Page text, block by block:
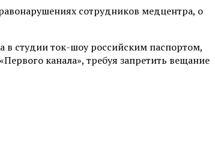
сотрудников медцентра, о
студии ток-шоу российским паспортом,
канала», требуя запретить вещание